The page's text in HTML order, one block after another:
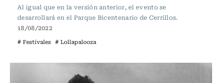
Al igual que en la versión anterior, el evento se
desarrollará en el Parque Bicentenario de Cerrillos.
18/08/2022
# Festivales # Lollapalooza